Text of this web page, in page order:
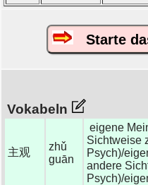
Starte
Vokabeln
主观
zhǔ
guān
eigene
Sichtweise
Psych)/
andere
Psych)/